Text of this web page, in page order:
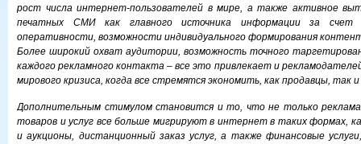
рост числа интернет-пользователей в мире, а также активное
печатных СМИ как главного источника информации за счет
оперативности, возможности индивидуального формирования
Более широкий охват аудитории, возможность точного
каждого рекламного контакта – все это привлекает и
мирового кризиса, когда все стремятся экономить, как продавцы, так
Дополнительным стимулом становится и то, что не только
товаров и услуг все больше мигрируют в интернет в таких формах,
и аукционы, дистанционный заказ услуг, а также финансовые